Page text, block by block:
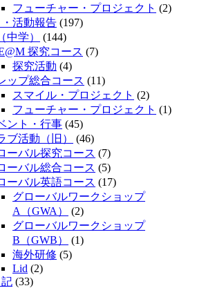
フューチャー・プロジェクト (2)
活動報告 (197)
中学）
(144)
探究コース (7)
探究活動 (4)
ップ総合コース (11)
スマイル・プロジェクト (2)
フューチャー・プロジェクト (1)
ント・行事 (45)
ブ活動（旧）
(46)
ーバル探究コース (7)
ーバル総合コース (5)
ーバル英語コース (17)
グローバルワークショップ
A（GWA）
(2)
グローバルワークショップ
B（GWB）
(1)
海外研修 (5)
Lid (2)
(33)